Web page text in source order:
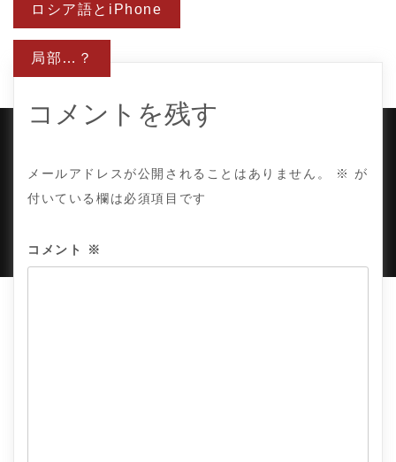
投
稿
ナ
ビ
ゲ
ー
ョ
ン
ロシア語とiPhone
局部…？
コメントを残す
メールアドレスが公開されることはありません。 ※
が
付いている欄は必須項目です
コメント ※